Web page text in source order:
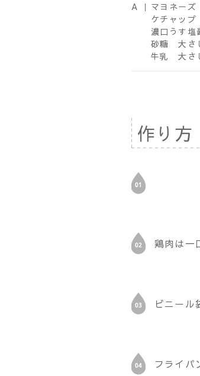
A ｜ マヨネー
ケチャッ
濃口うす
砂糖 大さ
牛乳 大さ
作り方
鶏肉は一
ビニール
フライパ